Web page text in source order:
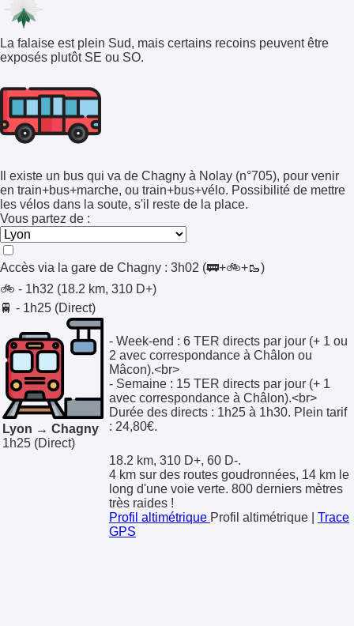
La falaise est plein Sud, mais certains recoins peuvent être
exposés plutôt SE ou SO.
Il existe un bus qui va de Chagny à Nolay (n°705), pour venir
en train+bus+marche, ou train+bus+vélo. Possibilité de mettre
les vélos dans la soute, s'il reste de la place.
Vous partez de :
Accès via la gare de Chagny : 3h02 (🚃+🚲+🥾)
🚲 - 1h32 (18.2 km, 310 D+)
🚆 - 1h25 (Direct)
Lyon → Chagny
1h25 (Direct)
- Week-end : 6 TER directs par jour (+ 1 ou
2 avec correspondance à Châlon ou
Mâcon).<br>
- Semaine : 15 TER directs par jour (+ 1
avec correspondance à Châlon).<br>
Durée des directs : 1h25 à 1h30. Plein tarif
: 24,80€.
18.2 km, 310 D+, 60 D-.
4 km sur des routes goudronnées, 14 km le
long d'une voie verte. 800 derniers mètres
très raides !
Profil altimétrique Profil altimétrique
Trace
GPS